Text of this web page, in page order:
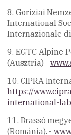
8. Goriziai
International
Internazionale
9. EGTC Alpine
(Ausztria) -
10. CIPRA
https://
international-lab
11. Brassó
(Románia). -